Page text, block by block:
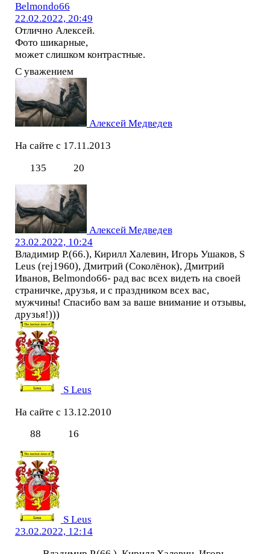
Belmondo66
22.02.2022, 20:49
Отлично Алексей.
Фото шикарные,
может слишком контрастные.
С уважением
Алексей Медведев
На сайте с 17.11.2013
135
20
Алексей Медведев
23.02.2022, 10:24
Владимир Р.(66.), Кирилл Халевин, Игорь Ушаков, S
Leus (rej1960), Дмитрий (Соколёнок), Дмитрий
Иванов, Belmondo66- рад вас всех видеть на своей
страничке, друзья, и с праздником всех вас,
мужчины! Спасибо вам за ваше внимание и отзывы,
друзья!)))
S Leus
На сайте с 13.12.2010
88
16
S Leus
23.02.2022, 12:14